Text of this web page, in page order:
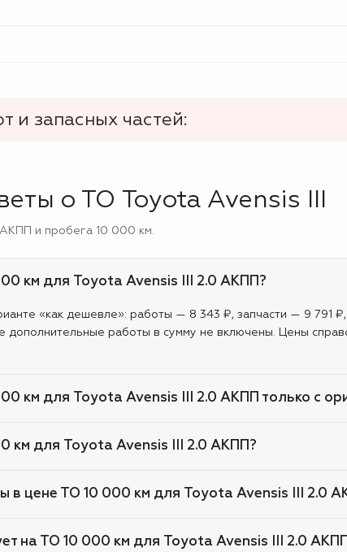
и запасных частей:
о ТО Toyota Avensis III
АКПП и пробега 10 000 км.
км для Toyota Avensis III 2.0 АКПП?
«как дешевле»: работы — 8 343 ₽, запчасти — 9 791
дополнительные работы в сумму не включены. Цены
км для Toyota Avensis III 2.0 АКПП только с
км для Toyota Avensis III 2.0 АКПП?
в цене ТО 10 000 км для Toyota Avensis III 2.0
на ТО 10 000 км для Toyota Avensis III 2.0